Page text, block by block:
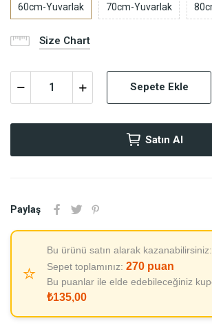
60cm-Yuvarlak 70cm-Yuvarlak
Size Chart
Sepete Ekle
Satın Al
Paylaş
⭐
Bu ürünü satın alarak kazanabilirsiniz:
Sepet toplamınız: 270 puan
Bu puanlar ile elde edebileceğiniz
₺135,00